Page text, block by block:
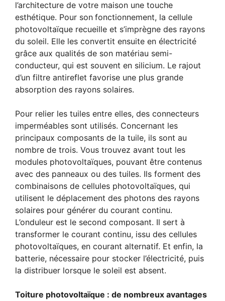
l’architecture de votre maison une touche
esthétique. Pour son fonctionnement, la cellule
photovoltaïque recueille et s’imprègne des rayons
du soleil. Elle les convertit ensuite en électricité
grâce aux qualités de son matériau semi-
conducteur, qui est souvent en silicium. Le rajout
d’un filtre antireflet favorise une plus grande
absorption des rayons solaires.
Pour relier les tuiles entre elles, des connecteurs
imperméables sont utilisés. Concernant les
principaux composants de la tuile, ils sont au
nombre de trois. Vous trouvez avant tout les
modules photovoltaïques, pouvant être contenus
avec des panneaux ou des tuiles. Ils forment des
combinaisons de cellules photovoltaïques, qui
utilisent le déplacement des photons des rayons
solaires pour générer du courant continu.
L’onduleur est le second composant. Il sert à
transformer le courant continu, issu des cellules
photovoltaïques, en courant alternatif. Et enfin, la
batterie, nécessaire pour stocker l’électricité, puis
la distribuer lorsque le soleil est absent.
Toiture photovoltaïque : de nombreux avantages